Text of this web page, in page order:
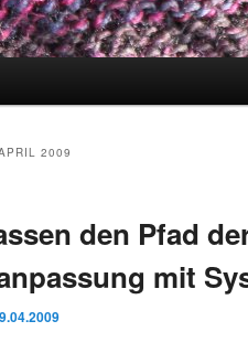
2009
den Pfad
mit